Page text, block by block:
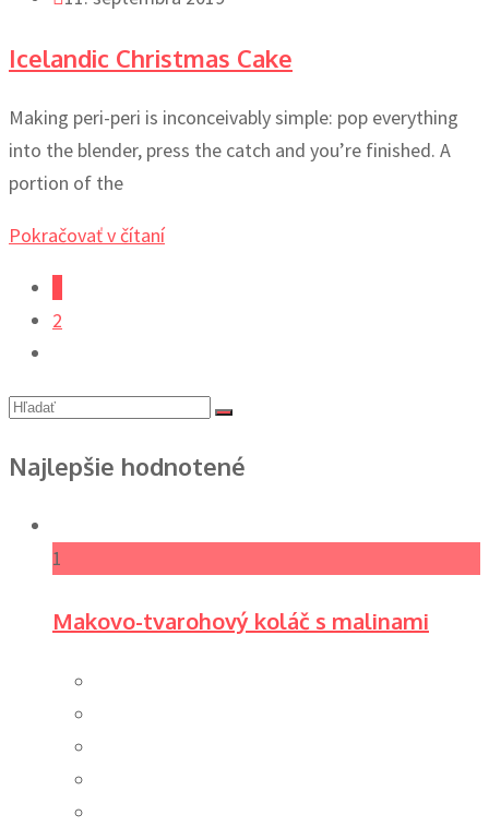
Icelandic Christmas Cake
Making peri-peri is inconceivably simple: pop everything
into the blender, press the catch and you’re finished. A
portion of the
Pokračovať v čítaní
2
Najlepšie hodnotené
1
Makovo-tvarohový koláč s malinami